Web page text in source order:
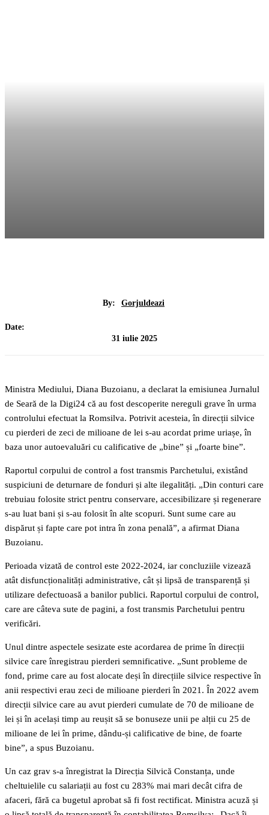
By: Gorjuldeazi
Date:
31 iulie 2025
Ministra Mediului, Diana Buzoianu, a declarat la emisiunea Jurnalul
de Seară de la Digi24 că au fost descoperite nereguli grave în urma
controlului efectuat la Romsilva. Potrivit acesteia, în direcții silvice
cu pierderi de zeci de milioane de lei s-au acordat prime uriașe, în
baza unor autoevaluări cu calificative de „bine” și „foarte bine”.
Raportul corpului de control a fost transmis Parchetului, existând
suspiciuni de deturnare de fonduri și alte ilegalități. „Din conturi care
trebuiau folosite strict pentru conservare, accesibilizare și regenerare
s-au luat bani și s-au folosit în alte scopuri. Sunt sume care au
dispărut și fapte care pot intra în zona penală”, a afirmat Diana
Buzoianu.
Perioada vizată de control este 2022-2024, iar concluziile vizează
atât disfuncționalități administrative, cât și lipsă de transparență și
utilizare defectuoasă a banilor publici. Raportul corpului de control,
care are câteva sute de pagini, a fost transmis Parchetului pentru
verificări.
Unul dintre aspectele sesizate este acordarea de prime în direcții
silvice care înregistrau pierderi semnificative. „Sunt probleme de
fond, prime care au fost alocate deși în direcțiile silvice respective în
anii respectivi erau zeci de milioane pierderi în 2021. În 2022 avem
direcții silvice care au avut pierderi cumulate de 70 de milioane de
lei și în același timp au reușit să se bonuseze unii pe alții cu 25 de
milioane de lei în prime, dându-și calificative de bine, de foarte
bine”, a spus Buzoianu.
Un caz grav s-a înregistrat la Direcția Silvică Constanța, unde
cheltuielile cu salariații au fost cu 283% mai mari decât cifra de
afaceri, fără ca bugetul aprobat să fi fost rectificat. Ministra acuză și